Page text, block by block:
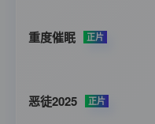
重度催眠 正片
恶徒2025 正片